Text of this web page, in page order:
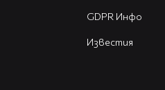
GDPR Инфо
Известия